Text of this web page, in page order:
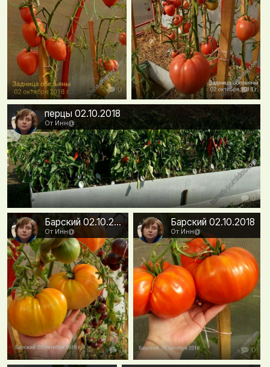
0 0
перцы 02.10.2018
От Инн@
0
Барский 02.10.2018
От Инн@
0
Барский 02.10.2018
От Инн@
0